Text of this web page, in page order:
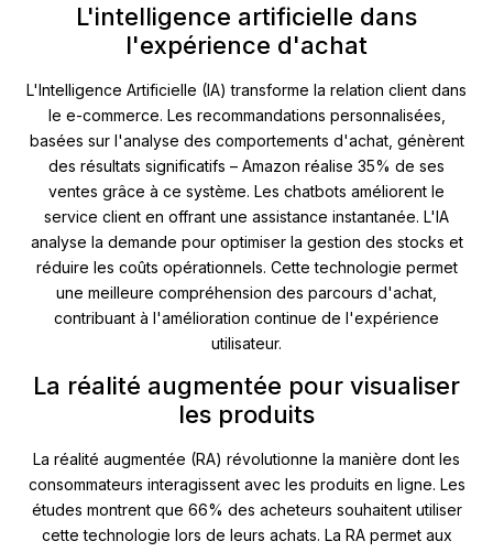
L'intelligence artificielle dans
l'expérience d'achat
L'Intelligence Artificielle (IA) transforme la relation client dans
le e-commerce. Les recommandations personnalisées,
basées sur l'analyse des comportements d'achat, génèrent
des résultats significatifs – Amazon réalise 35% de ses
ventes grâce à ce système. Les chatbots améliorent le
service client en offrant une assistance instantanée. L'IA
analyse la demande pour optimiser la gestion des stocks et
réduire les coûts opérationnels. Cette technologie permet
une meilleure compréhension des parcours d'achat,
contribuant à l'amélioration continue de l'expérience
utilisateur.
La réalité augmentée pour visualiser
les produits
La réalité augmentée (RA) révolutionne la manière dont les
consommateurs interagissent avec les produits en ligne. Les
études montrent que 66% des acheteurs souhaitent utiliser
cette technologie lors de leurs achats. La RA permet aux